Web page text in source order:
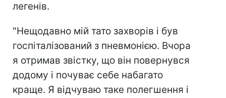
легенів.
"Нещодавно мій тато захворів і був
госпіталізований з пневмонією. Вчора
я отримав звістку, що він повернувся
додому і почуває себе набагато
краще. Я відчуваю таке полегшення і